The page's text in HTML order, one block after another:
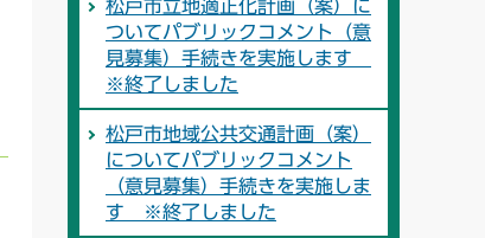
松戸市立地適正化計画（案）に
ついてパブリックコメント（意
見募集）手続きを実施します
※終了しました
松戸市地域公共交通計画（案）
についてパブリックコメント
（意見募集）手続きを実施しま
す ※終了しました